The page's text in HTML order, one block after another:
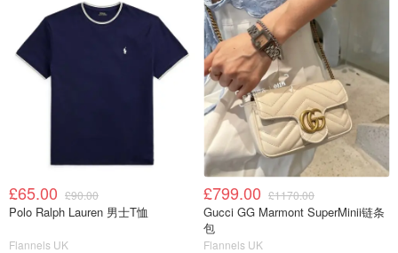
£65.00 £90.00
Polo Ralph Lauren 男士T恤
Flannels UK
£799.00 £1170.00
Gucci GG Marmont SuperMinii链条
包
Flannels UK